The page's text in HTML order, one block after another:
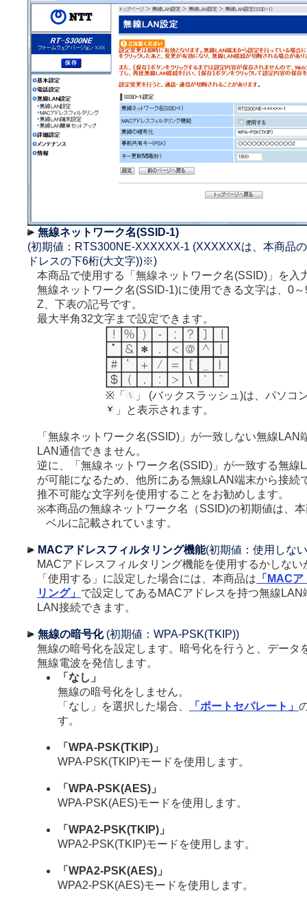
無線ネットワーク名(SSID-1)
(初期値：RTS300NE-XXXXXX-1 (XXXXXXは、本商品
ドレスの下6桁(大文字))※)
本商品で使用する「無線ネットワーク名(SSID)」を入
無線ネットワーク名(SSID-1)に使用できる文字は、0
Z、下表の記号です。
最大半角32文字まで設定できます。
※「
」 (バックスラッシュ)は、パソコ
」と表示されます。
「無線ネットワーク名(SSID)」が一致しない無線LAN
LAN通信できません。
逆に、「無線ネットワーク名(SSID)」が一致する無線
が可能になるため、他所にある無線LAN端末から接続
推不可能な文字列を使用することをお勧めします。
※本商品の無線ネットワーク名（SSID)の初期値は、
ベルに記載されています。
MACアドレスフィルタリング機能(初期値：使用しな
MACアドレスフィルタリング機能を使用するかしない
「使用する」に設定した場合には、本商品は 「MAC
リング」 で設定してあるMACアドレスを持つ無線LAN
LAN接続できます。
無線の暗号化(初期値：WPA-PSK(TKIP))
無線の暗号化を設定します。暗号化を行うと、データ
無線電波を発信します。
「なし」
無線の暗号化をしません。
「なし」を選択した場合、
「ポートセパレート」
す。
「WPA-PSK(TKIP)」
WPA-PSK(TKIP)モードを使用します。
「WPA-PSK(AES)」
WPA-PSK(AES)モードを使用します。
「WPA2-PSK(TKIP)」
WPA2-PSK(TKIP)モードを使用します。
「WPA2-PSK(AES)」
WPA2-PSK(AES)モードを使用します。